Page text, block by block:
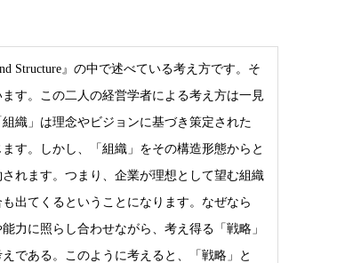
Structure』の中で述べている考え方です。そ
す。この二人の経営学者による考え方は一見
織」は理念やビジョンに基づき策定された
す。しかし、「組織」をその構造形態からと
れます。つまり、企業が理想として望む組織
出てくるということになります。なぜなら
力に照らし合わせながら、考え得る「戦略」
である。このように考えると、「戦略」と